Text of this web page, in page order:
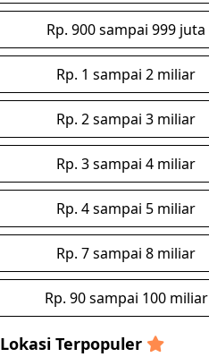
Rp. 900 sampai 999 juta
Rp. 1 sampai 2 miliar
Rp. 2 sampai 3 miliar
Rp. 3 sampai 4 miliar
Rp. 4 sampai 5 miliar
Rp. 7 sampai 8 miliar
Rp. 90 sampai 100 miliar
Lokasi Terpopuler